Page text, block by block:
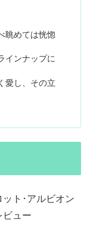
眺めては恍惚
インナップに
愛し、その立
ト･アルビオン
ビュー